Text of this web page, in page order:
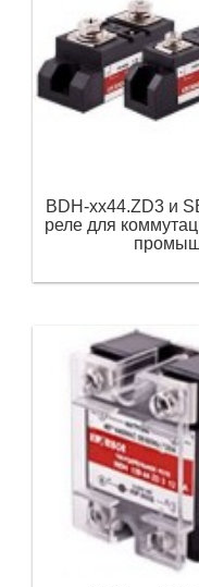
BDH-xx44.ZD3 и
реле для